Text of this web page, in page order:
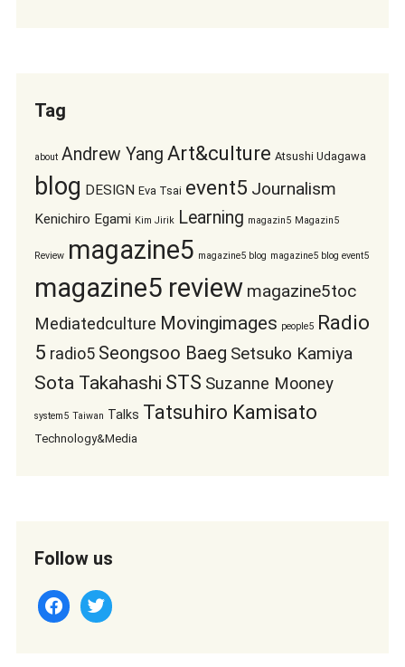
Tag
about Andrew Yang Art&culture Atsushi Udagawa
blog DESIGN Eva Tsai event5 Journalism
Kenichiro Egami Kim Jirik Learning magazin5 Magazin5
Review magazine5 magazine5 blog magazine5 blog event5
magazine5 review magazine5toc
Mediatedculture Movingimages people5 Radio
5 radio5 Seongsoo Baeg Setsuko Kamiya
Sota Takahashi STS Suzanne Mooney
system5 Taiwan Talks Tatsuhiro Kamisato
Technology&Media
Follow us
facebooktwitter